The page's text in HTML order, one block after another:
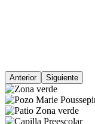
Anterior Siguiente